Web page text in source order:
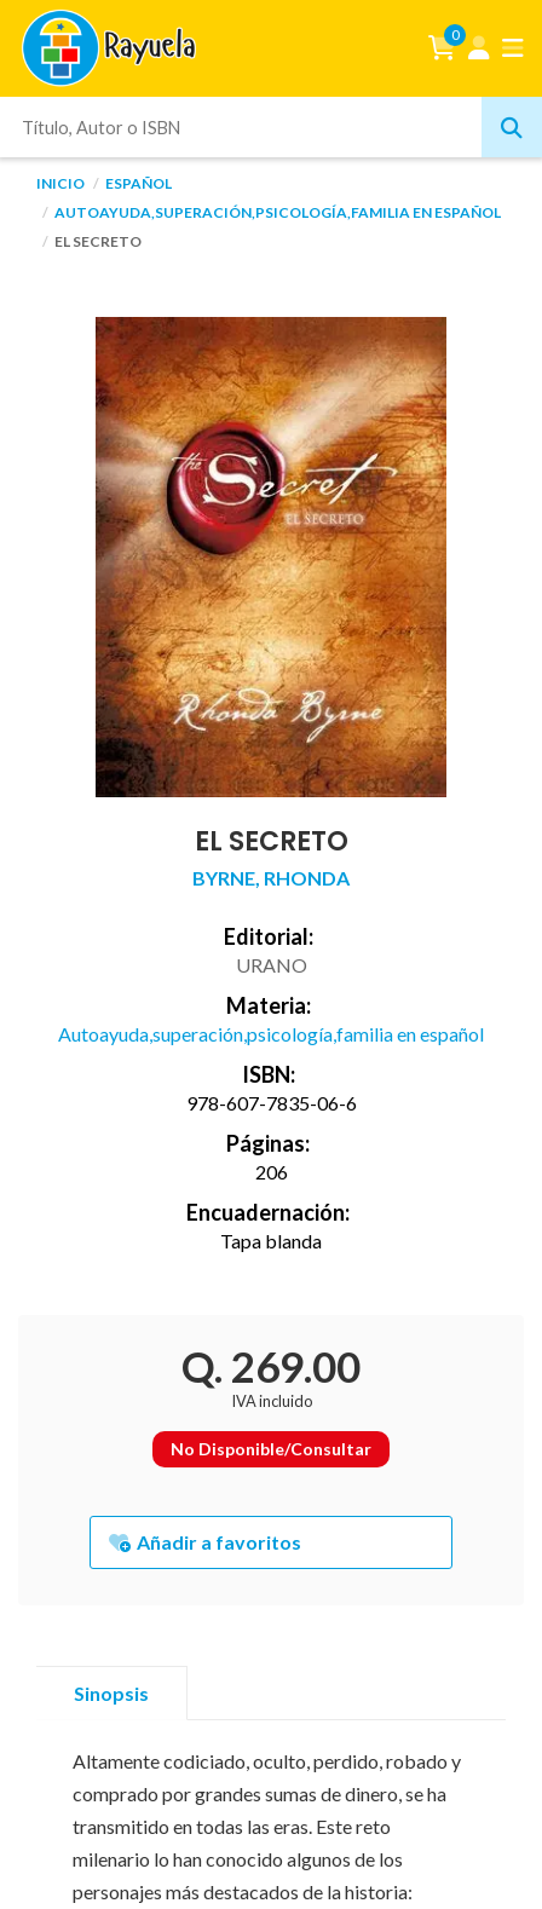
0
INICIO
ESPAÑOL
AUTOAYUDA,SUPERACIÓN,PSICOLOGÍA,FAMILIA EN ESPAÑOL
EL SECRETO
EL SECRETO
BYRNE, RHONDA
Editorial:
URANO
Materia:
Autoayuda,superación,psicología,familia en español
ISBN:
978-607-7835-06-6
Páginas:
206
Encuadernación:
Tapa blanda
Q. 269.00
IVA incluido
No Disponible/Consultar
Añadir a favoritos
Sinopsis
Altamente codiciado, oculto, perdido, robado y
comprado por grandes sumas de dinero, se ha
transmitido en todas las eras. Este reto
milenario lo han conocido algunos de los
personajes más destacados de la historia: